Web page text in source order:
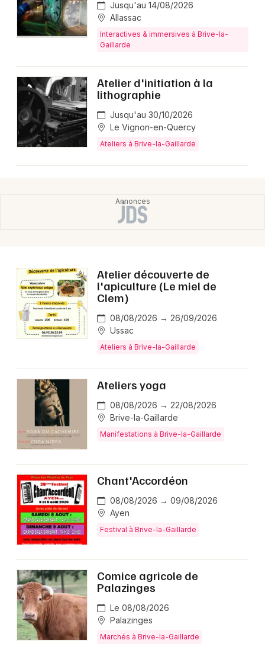
Jusqu'au 14/08/2026
Allassac
Interactives & immersives à Brive-la-
Gaillarde
Atelier d'initiation à la
lithographie
Jusqu'au 30/10/2026
Le Vignon-en-Quercy
Ateliers à Brive-la-Gaillarde
Atelier découverte de
l'apiculture (Le miel de
Clem)
08/08/2026 → 26/09/2026
Ussac
Ateliers à Brive-la-Gaillarde
Ateliers yoga
08/08/2026 → 22/08/2026
Brive-la-Gaillarde
Manifestations à Brive-la-Gaillarde
Chant'Accordéon
08/08/2026 → 09/08/2026
Ayen
Festival à Brive-la-Gaillarde
Comice agricole de
Palazinges
Le 08/08/2026
Palazinges
Marchés à Brive-la-Gaillarde